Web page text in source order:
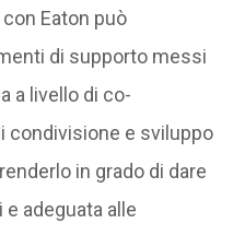
Eaton può
di supporto messi
a livello di co-
condivisione e sviluppo
in grado di dare
adeguata alle